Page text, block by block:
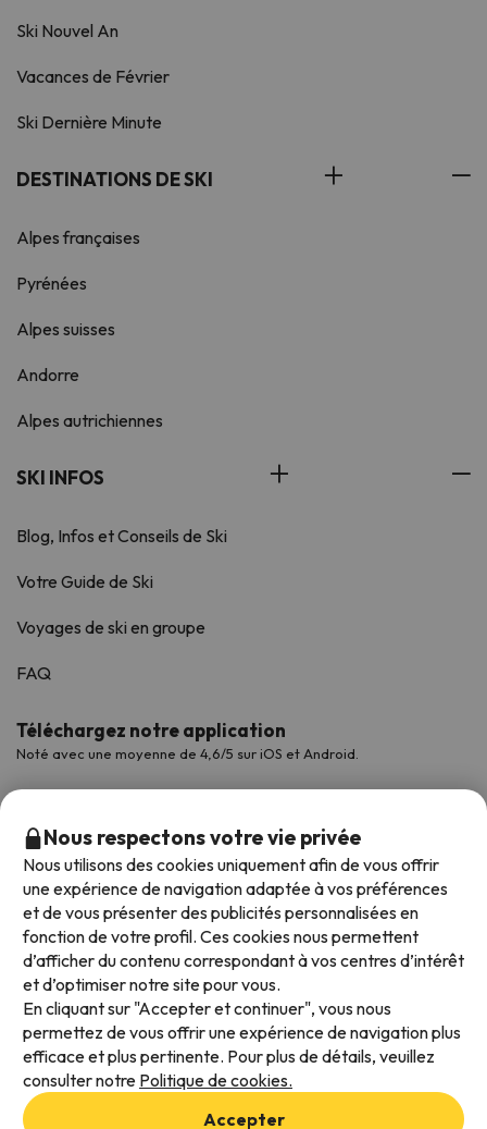
Ski Nouvel An
Vacances de Février
Ski Dernière Minute
DESTINATIONS DE SKI
Alpes françaises
Pyrénées
Alpes suisses
Andorre
Alpes autrichiennes
SKI INFOS
Blog, Infos et Conseils de Ski
Votre Guide de Ski
Voyages de ski en groupe
FAQ
Téléchargez notre application
Noté avec une moyenne de 4,6/5 sur iOS et Android.
Modes de paiement disponibles
Conditions générales d'utilisation
Nous respectons votre vie privée
Nous utilisons des cookies uniquement afin de vous offrir
une expérience de navigation adaptée à vos préférences
et de vous présenter des publicités personnalisées en
fonction de votre profil. Ces cookies nous permettent
d’afficher du contenu correspondant à vos centres d’intérêt
et d’optimiser notre site pour vous.
En cliquant sur "Accepter et continuer", vous nous
permettez de vous offrir une expérience de navigation plus
efficace et plus pertinente. Pour plus de détails, veuillez
consulter notre Politique de cookies.
Accepter